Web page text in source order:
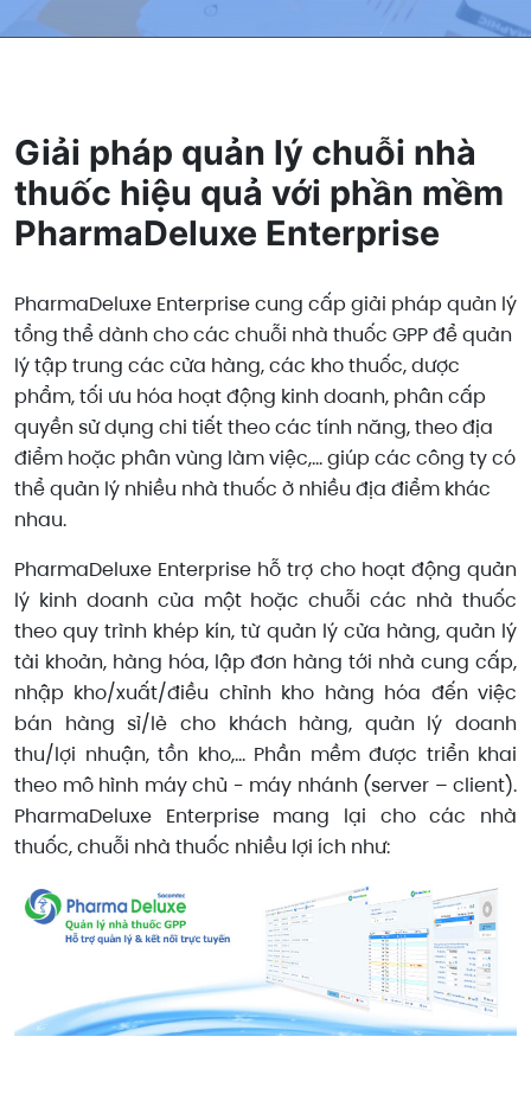
Giải pháp quản lý chuỗi nhà
thuốc hiệu quả với phần mềm
PharmaDeluxe Enterprise
PharmaDeluxe Enterprise cung cấp giải pháp quản lý
tổng thể dành cho các chuỗi nhà thuốc GPP để quản
lý tập trung các cửa hàng, các kho thuốc, dược
phẩm, tối ưu hóa hoạt động kinh doanh, phân cấp
quyền sử dụng chi tiết theo các tính năng, theo địa
điểm hoặc phân vùng làm việc,... giúp các công ty có
thể quản lý nhiều nhà thuốc ở nhiều địa điểm khác
nhau.
PharmaDeluxe Enterprise hỗ trợ cho hoạt động quản
lý kinh doanh của một hoặc chuỗi các nhà thuốc
theo quy trình khép kín, từ quản lý cửa hàng, quản lý
tài khoản, hàng hóa, lập đơn hàng tới nhà cung cấp,
nhập kho/xuất/điều chỉnh kho hàng hóa đến việc
bán hàng sỉ/lẻ cho khách hàng, quản lý doanh
thu/lợi nhuận, tồn kho,... Phần mềm được triển khai
theo mô hình máy chủ - máy nhánh (server – client).
PharmaDeluxe Enterprise mang lại cho các nhà
thuốc, chuỗi nhà thuốc nhiều lợi ích như: